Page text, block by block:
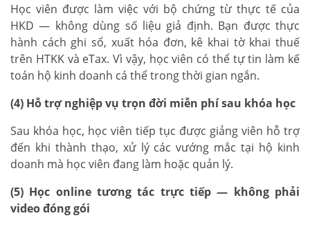
Học viên được làm việc với bộ chứng từ thực tế của
HKD — không dùng số liệu giả định. Bạn được thực
hành cách ghi sổ, xuất hóa đơn, kê khai tờ khai thuế
trên HTKK và eTax. Vì vậy, học viên có thể tự tin làm kế
toán hộ kinh doanh cá thể trong thời gian ngắn.
(4) Hỗ trợ nghiệp vụ trọn đời miễn phí sau khóa học
Sau khóa học, học viên tiếp tục được giảng viên hỗ trợ
đến khi thành thạo, xử lý các vướng mắc tại hộ kinh
doanh mà học viên đang làm hoặc quản lý.
(5) Học online tương tác trực tiếp — không phải
video đóng gói